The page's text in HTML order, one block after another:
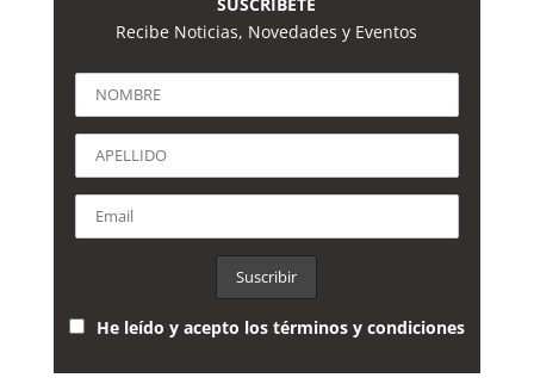
Recibe Noticias, Novedades y Eventos
He leído y acepto los términos y condiciones